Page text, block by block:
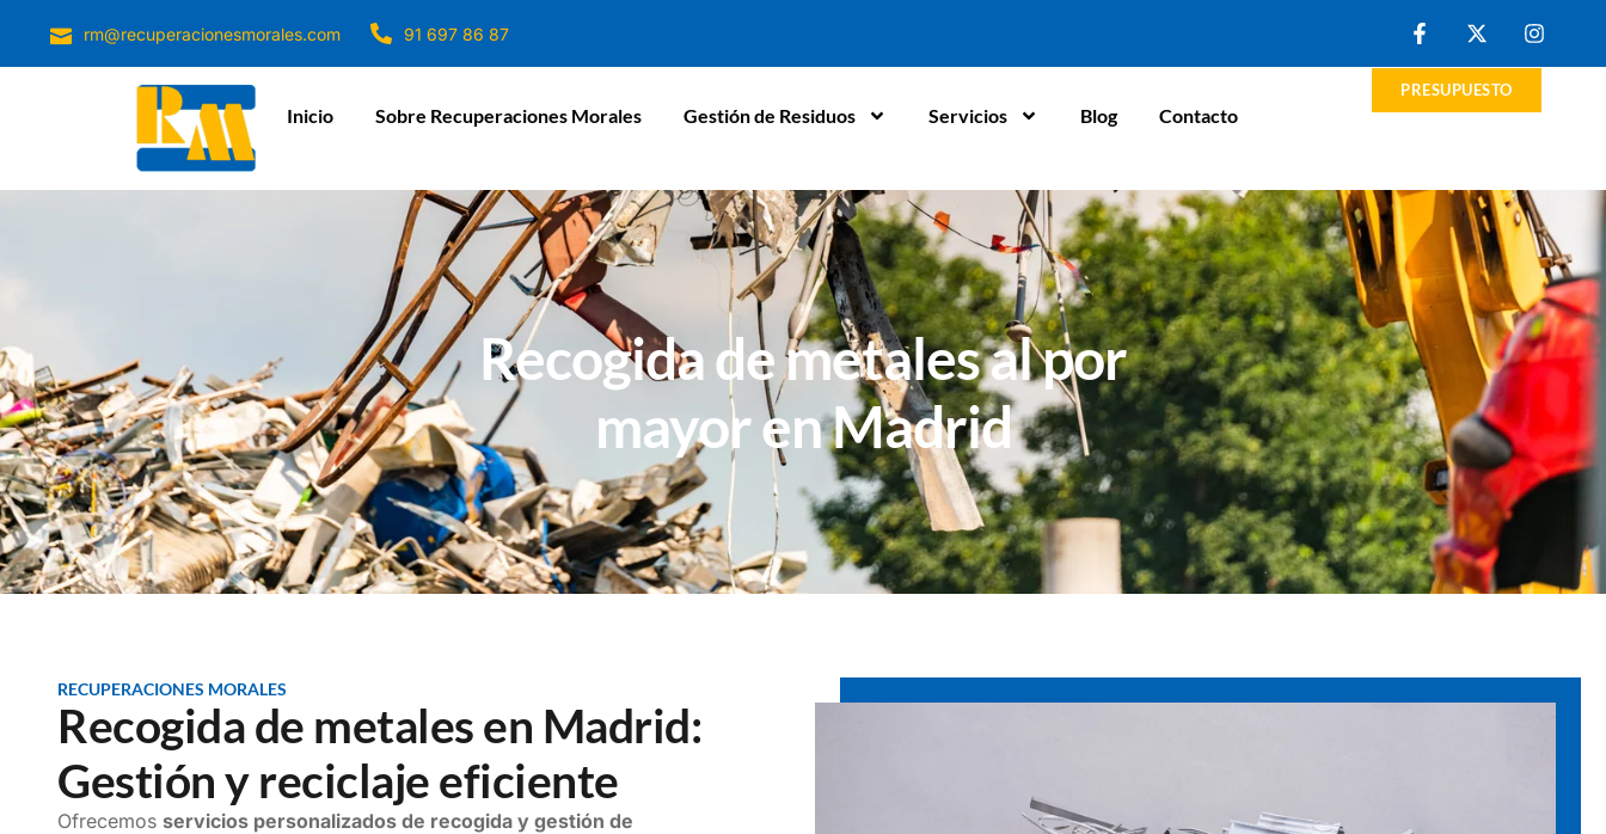
rm@recuperacionesmorales.com 91 697 86 87
Inicio Sobre Recuperaciones Morales Gestión de Residuos Servicios Blog Contacto
PRESUPUESTO
Recogida de metales al por
mayor en Madrid
RECUPERACIONES MORALES
Recogida de metales en Madrid:
Gestión y reciclaje eficiente
Ofrecemos servicios personalizados de recogida y gestión de